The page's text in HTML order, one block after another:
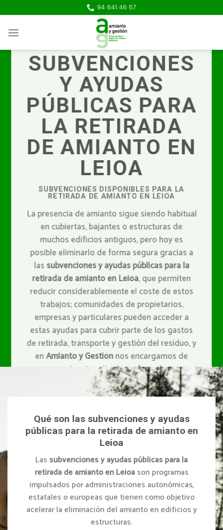
to
content
94 641 46 57
SUBVENCIONES
Y AYUDAS
PÚBLICAS PARA
LA RETIRADA
DE AMIANTO EN
LEIOA
SUBVENCIONES DISPONIBLES PARA LA
RETIRADA DE AMIANTO EN LEIOA
La presencia de amianto sigue siendo habitual
en cubiertas, bajantes o estructuras de
muchos edificios antiguos, pero hoy es
posible eliminarlo de forma segura gracias a
lassubvenciones y ayudas públicas para la
retirada de amianto en Leioa, que permiten
reducir considerablemente el coste de estos
trabajos; comunidades de propietarios,
empresas y particulares pueden acceder a
estas ayudas para cubrir parte de los gastos
de retirada, transporte y gestión del residuo, y
enAmianto y Gestiónnos encargamos de
asesorarte y tramitar lassubvenciones y
ayudas públicas para la retirada de amianto
, además de realizar la retirada con
seguridad.
CONSULTAR SUBVENCIONES PARA RETIRAR AMIANTO
Qué son las subvenciones y ayudas
públicas para la retirada de amianto en
Leioa
Las subvenciones y ayudas públicas para la
retirada de amianto en Leioason programas
impulsados por administraciones autonómicas,
estatales o europeas que tienen como objetivo
acelerar la eliminación del amianto en edificios y
estructuras.